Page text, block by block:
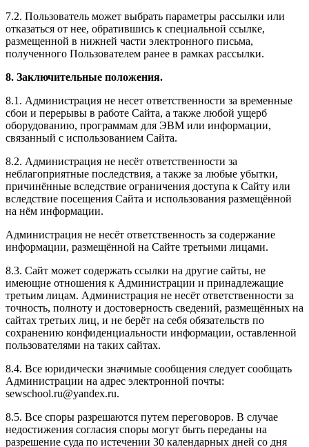
7.2. Пользователь может выбрать параметры рассылки или
отказаться от нее, обратившись к специальной ссылке,
размещенной в нижней части электронного письма,
полученного Пользователем ранее в рамках рассылки.
8. Заключительные положения.
8.1. Администрация не несет ответственности за временные
сбои и перерывы в работе Сайта, а также любой ущерб
оборудованию, программам для ЭВМ или информации,
связанный с использованием Сайта.
8.2. Администрация не несёт ответственности за
неблагоприятные последствия, а также за любые убытки,
причинённые вследствие ограничения доступа к Сайту или
вследствие посещения Сайта и использования размещённой
на нём информации.
Администрация не несёт ответственность за содержание
информации, размещённой на Сайте третьими лицами.
8.3. Сайт может содержать ссылки на другие сайты, не
имеющие отношения к Администрации и принадлежащие
третьим лицам. Администрация не несёт ответственности за
точность, полноту и достоверность сведений, размещённых на
сайтах третьих лиц, и не берёт на себя обязательств по
сохранению конфиденциальности информации, оставленной
пользователями на таких сайтах.
8.4. Все юридически значимые сообщения следует сообщать
Администрации на адрес электронной почты:
sewschool.ru@yandex.ru.
8.5. Все споры разрешаются путем переговоров. В случае
недостижения согласия споры могут быть переданы на
разрешение суда по истечении 30 календарных дней со дня